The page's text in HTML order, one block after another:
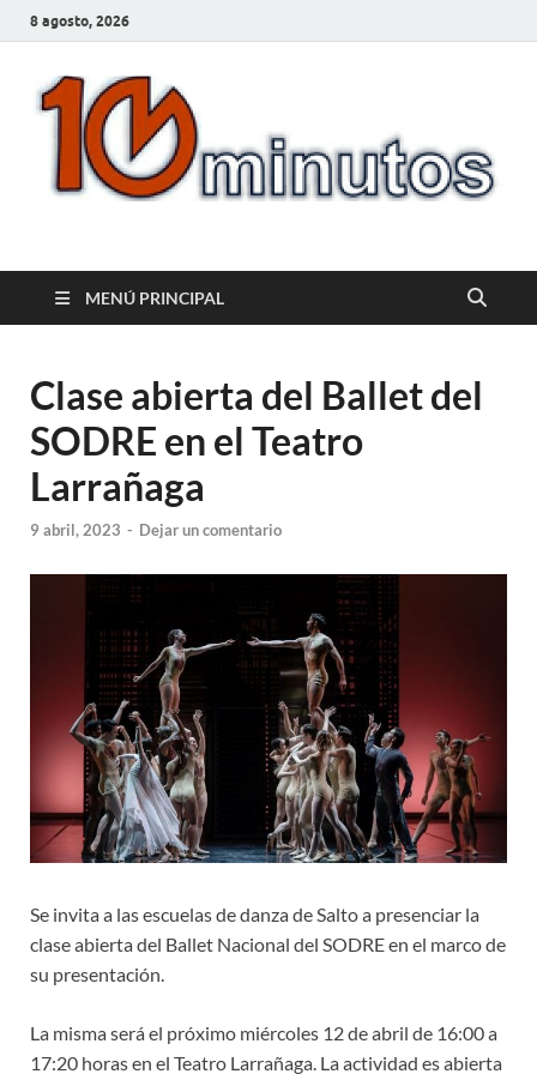
8 agosto, 2026
10minutos.com.uy
MENÚ PRINCIPAL
Clase abierta del Ballet del
SODRE en el Teatro
Larrañaga
9 abril, 2023 - Dejar un comentario
Se invita a las escuelas de danza de Salto a presenciar la
clase abierta del Ballet Nacional del SODRE en el marco de
su presentación.
La misma será el próximo miércoles 12 de abril de 16:00 a
17:20 horas en el Teatro Larrañaga. La actividad es abierta